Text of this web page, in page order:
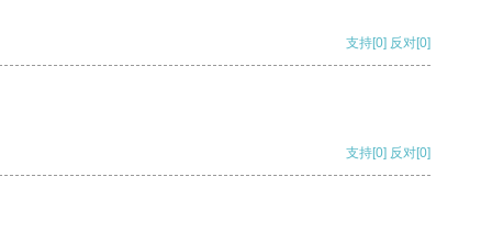
支持[0] 反对[0]
支持[0] 反对[0]